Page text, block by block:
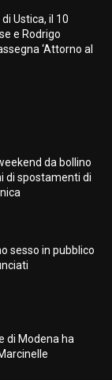
Ustica, il 10
e Rodrigo
‘Attorno al
da bollino
di spostamenti di
sesso in pubblico
di Modena ha